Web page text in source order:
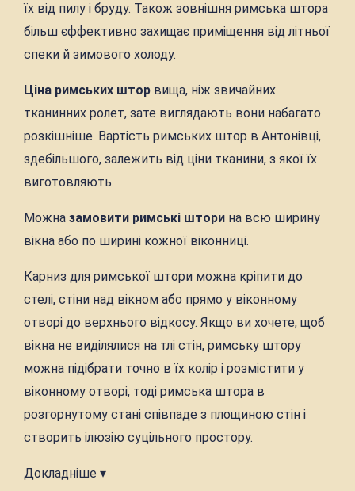
їх від пилу і бруду. Також зовнішня римська штора
більш єффективно захищає приміщення від літньої
спеки й зимового холоду.
Ціна римських штор вища, ніж звичайних
тканинних ролет, зате виглядають вони набагато
розкішніше. Вартість римських штор в Антонівці,
здебільшого, залежить від ціни тканини, з якої їх
виготовляють.
Можна замовити римські штори на всю ширину
вікна або по ширині кожної віконниці.
Карниз для римської штори можна кріпити до
стелі, стіни над вікном або прямо у віконному
отворі до верхнього відкосу. Якщо ви хочете, щоб
вікна не виділялися на тлі стін, римську штору
можна підібрати точно в їх колір і розмістити у
віконному отворі, тоді римська штора в
розгорнутому стані співпаде з площиною стін і
створить ілюзію суцільного простору.
Докладніше ▾